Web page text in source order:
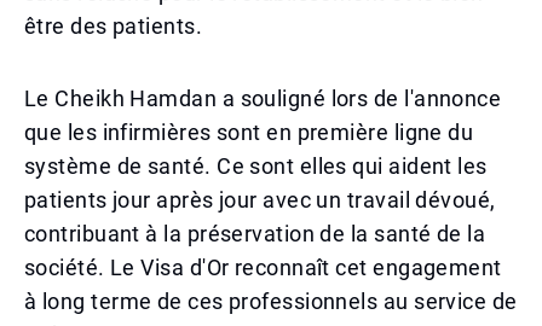
être des patients.
Le Cheikh Hamdan a souligné lors de l'annonce
que les infirmières sont en première ligne du
système de santé. Ce sont elles qui aident les
patients jour après jour avec un travail dévoué,
contribuant à la préservation de la santé de la
société. Le Visa d'Or reconnaît cet engagement
à long terme de ces professionnels au service de